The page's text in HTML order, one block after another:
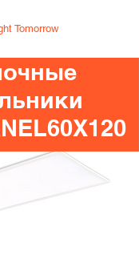
Tomorrow